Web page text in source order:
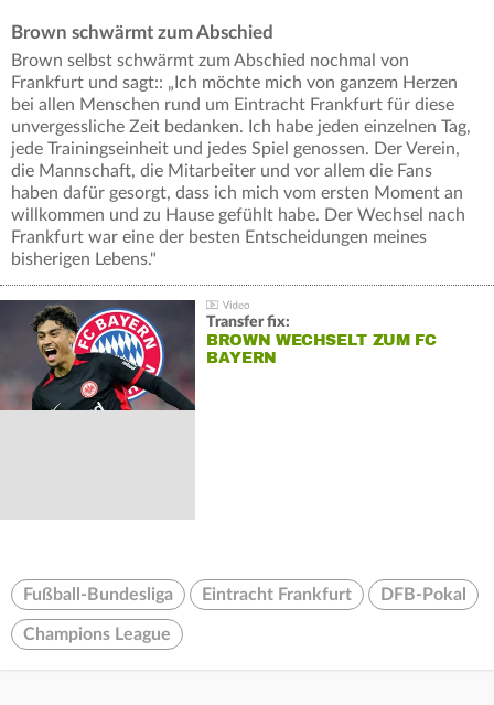
Brown schwärmt zum Abschied
Brown selbst schwärmt zum Abschied nochmal von
Frankfurt und sagt:: „Ich möchte mich von ganzem Herzen
bei allen Menschen rund um Eintracht Frankfurt für diese
unvergessliche Zeit bedanken. Ich habe jeden einzelnen Tag,
jede Trainingseinheit und jedes Spiel genossen. Der Verein,
die Mannschaft, die Mitarbeiter und vor allem die Fans
haben dafür gesorgt, dass ich mich vom ersten Moment an
willkommen und zu Hause gefühlt habe. Der Wechsel nach
Frankfurt war eine der besten Entscheidungen meines
bisherigen Lebens."
Transfer fix:
BROWN WECHSELT ZUM FC
BAYERN
Fußball-Bundesliga Eintracht Frankfurt DFB-Pokal
Champions League